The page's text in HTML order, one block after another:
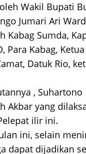
Wakil Bupati
Jumari Ari
Kabag Sumda,
Kabag, Ketua
Datuk Rio,
, Suhartono
Akbar yang
ilir ini.
ini, selain
dapat dijadikan